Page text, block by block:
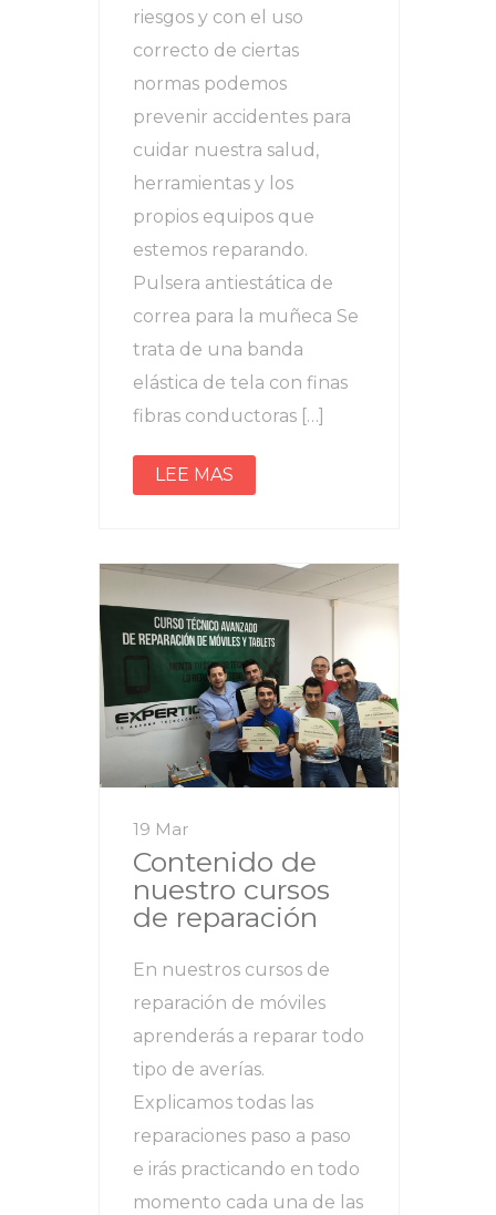
riesgos y con el uso
correcto de ciertas
normas podemos
prevenir accidentes para
cuidar nuestra salud,
herramientas y los
propios equipos que
estemos reparando.
Pulsera antiestática de
correa para la muñeca Se
trata de una banda
elástica de tela con finas
fibras conductoras […]
LEE MAS
19 Mar
Contenido de
nuestro cursos
de reparación
En nuestros cursos de
reparación de móviles
aprenderás a reparar todo
tipo de averías.
Explicamos todas las
reparaciones paso a paso
e irás practicando en todo
momento cada una de las